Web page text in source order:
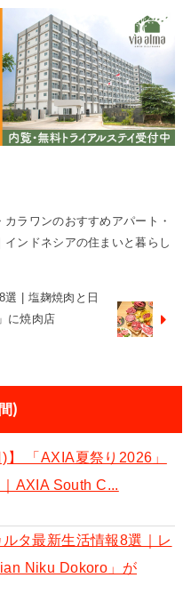
ラワンのおすすめアパート・
インドネシアの住まいと暮らし
選 | 塩麹焼肉と日
に焼肉店
)
】 「AXIA夏祭り2026」
AXIA South C...
ルタ最新生活情報8選｜レ
Niku Dokoro」が